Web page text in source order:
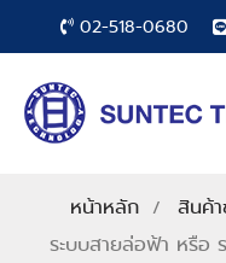
02-518-0680
หน้าหลัก สินค้า
ระบบสายล่อฟ้า หรือ